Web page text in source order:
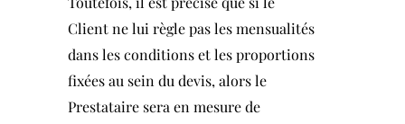
Client ne lui règle pas les mensualités
dans les conditions et les proportions
fixées au sein du devis, alors le
Prestataire sera en mesure de